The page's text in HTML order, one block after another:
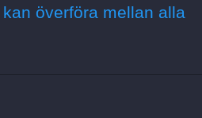
överföra mellan alla